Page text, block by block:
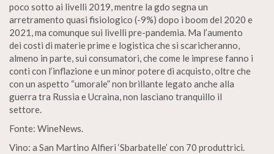
poco sotto ai livelli 2019, mentre la gdo segna un
arretramento quasi fisiologico (-9%) dopo i boom del 2020 e
2021, ma comunque sui livelli pre-pandemia. Ma l’aumento
dei costi di materie prime e logistica che si scaricheranno,
almeno in parte, sui consumatori, che come le imprese fanno i
conti con l’inflazione e un minor potere di acquisto, oltre che
con un aspetto “umorale” non brillante legato anche alla
guerra tra Russia e Ucraina, non lasciano tranquillo il
settore.
Fonte: WineNews.
Vino: a San Martino Alfieri ‘Sbarbatelle’ con 70 produttrici.